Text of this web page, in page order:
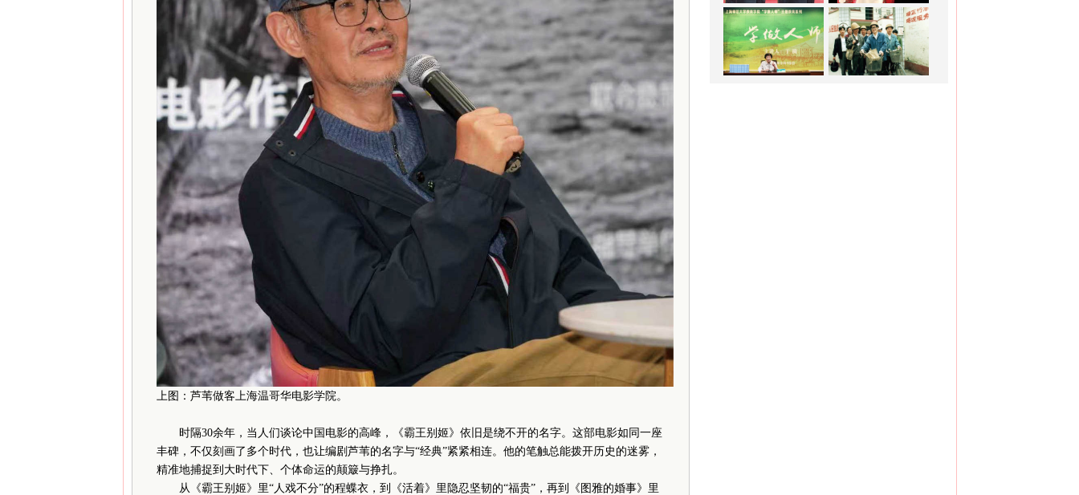
上图：芦苇做客上海温哥华电影学院。
时隔30余年，当人们谈论中国电影的高峰，《霸王别姬》依旧是绕不开的名字。这部电影如同一座
丰碑，不仅刻画了多个时代，也让编剧芦苇的名字与“经典”紧紧相连。他的笔触总能拨开历史的迷雾，
精准地捕捉到大时代下、个体命运的颠簸与挣扎。
从《霸王别姬》里“人戏不分”的程蝶衣，到《活着》里隐忍坚韧的“福贵”，再到《图雅的婚事》里